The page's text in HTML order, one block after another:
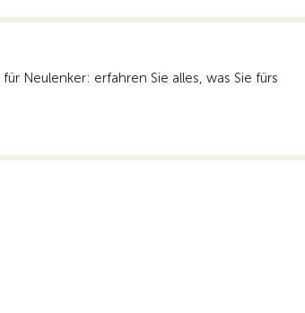
Neulenker: erfahren Sie alles, was Sie fürs